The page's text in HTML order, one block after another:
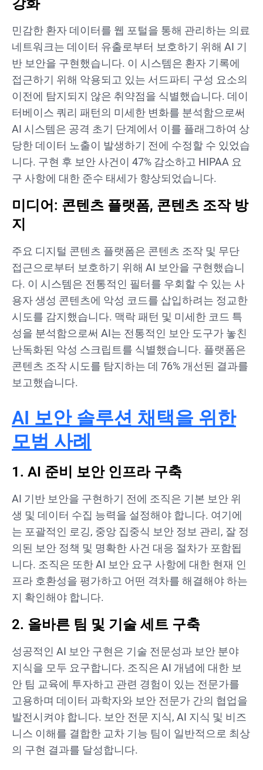
강화
민감한 환자 데이터를 웹 포털을 통해 관리하는 의료
네트워크는 데이터 유출로부터 보호하기 위해 AI 기
반 보안을 구현했습니다. 이 시스템은 환자 기록에
접근하기 위해 악용되고 있는 서드파티 구성 요소의
이전에 탐지되지 않은 취약점을 식별했습니다. 데이
터베이스 쿼리 패턴의 미세한 변화를 분석함으로써
AI 시스템은 공격 초기 단계에서 이를 플래그하여 상
당한 데이터 노출이 발생하기 전에 수정할 수 있었습
니다. 구현 후 보안 사건이 47% 감소하고 HIPAA 요
구 사항에 대한 준수 태세가 향상되었습니다.
미디어: 콘텐츠 플랫폼, 콘텐츠 조작 방
지
주요 디지털 콘텐츠 플랫폼은 콘텐츠 조작 및 무단
접근으로부터 보호하기 위해 AI 보안을 구현했습니
다. 이 시스템은 전통적인 필터를 우회할 수 있는 사
용자 생성 콘텐츠에 악성 코드를 삽입하려는 정교한
시도를 감지했습니다. 맥락 패턴 및 미세한 코드 특
성을 분석함으로써 AI는 전통적인 보안 도구가 놓친
난독화된 악성 스크립트를 식별했습니다. 플랫폼은
콘텐츠 조작 시도를 탐지하는 데 76% 개선된 결과를
보고했습니다.
AI 보안 솔루션 채택을 위한
모범 사례
1. AI 준비 보안 인프라 구축
AI 기반 보안을 구현하기 전에 조직은 기본 보안 위
생 및 데이터 수집 능력을 설정해야 합니다. 여기에
는 포괄적인 로깅, 중앙 집중식 보안 정보 관리, 잘 정
의된 보안 정책 및 명확한 사건 대응 절차가 포함됩
니다. 조직은 또한 AI 보안 요구 사항에 대한 현재 인
프라 호환성을 평가하고 어떤 격차를 해결해야 하는
지 확인해야 합니다.
2. 올바른 팀 및 기술 세트 구축
성공적인 AI 보안 구현은 기술 전문성과 보안 분야
지식을 모두 요구합니다. 조직은 AI 개념에 대한 보
안 팀 교육에 투자하고 관련 경험이 있는 전문가를
고용하며 데이터 과학자와 보안 전문가 간의 협업을
발전시켜야 합니다. 보안 전문 지식, AI 지식 및 비즈
니스 이해를 결합한 교차 기능 팀이 일반적으로 최상
의 구현 결과를 달성합니다.